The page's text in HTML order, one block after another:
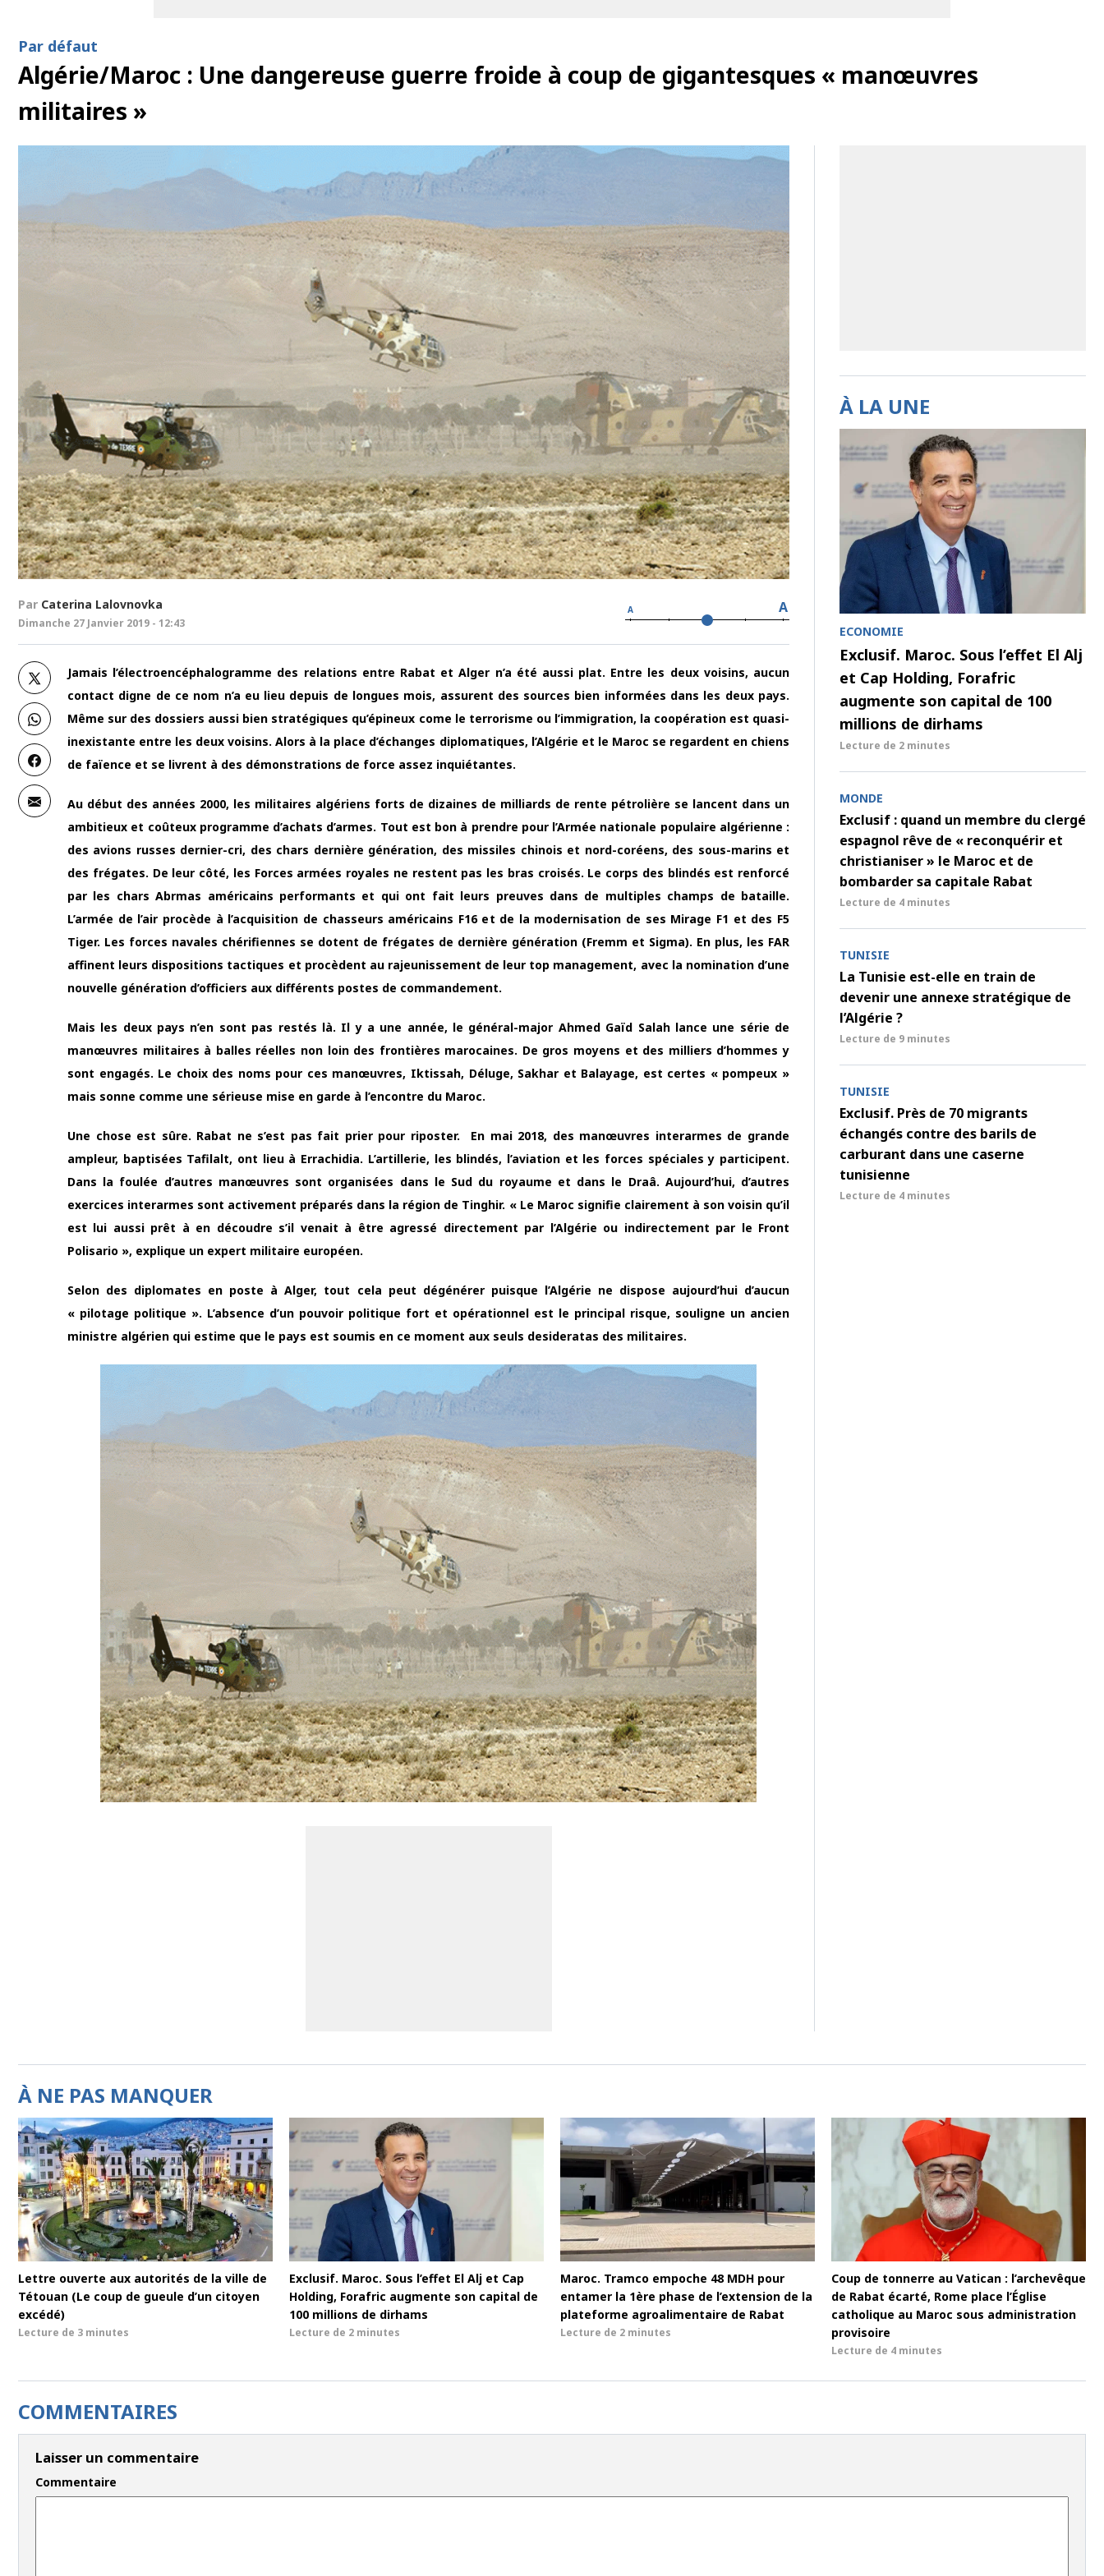
Par défaut
Algérie/Maroc : Une dangereuse guerre froide à coup de gigantesques « manœuvres
militaires »
Par Caterina Lalovnovka
Dimanche 27 Janvier 2019 - 12:43
A A
Jamais l’électroencéphalogramme des relations entre Rabat et Alger n’a été aussi plat. Entre les deux voisins, aucun
contact digne de ce nom n’a eu lieu depuis de longues mois, assurent des sources bien informées dans les deux pays.
Même sur des dossiers aussi bien stratégiques qu’épineux come le terrorisme ou l’immigration, la coopération est quasi-
inexistante entre les deux voisins. Alors à la place d’échanges diplomatiques, l’Algérie et le Maroc se regardent en chiens
de faïence et se livrent à des démonstrations de force assez inquiétantes.
Au début des années 2000, les militaires algériens forts de dizaines de milliards de rente pétrolière se lancent dans un
ambitieux et coûteux programme d’achats d’armes. Tout est bon à prendre pour l’Armée nationale populaire algérienne :
des avions russes dernier-cri, des chars dernière génération, des missiles chinois et nord-coréens, des sous-marins et
des frégates. De leur côté, les Forces armées royales ne restent pas les bras croisés. Le corps des blindés est renforcé
par les chars Abrmas américains performants et qui ont fait leurs preuves dans de multiples champs de bataille.
L’armée de l’air procède à l’acquisition de chasseurs américains F16 et de la modernisation de ses Mirage F1 et des F5
Tiger. Les forces navales chérifiennes se dotent de frégates de dernière génération (Fremm et Sigma). En plus, les FAR
affinent leurs dispositions tactiques et procèdent au rajeunissement de leur top management, avec la nomination d’une
nouvelle génération d’officiers aux différents postes de commandement.
Mais les deux pays n’en sont pas restés là. Il y a une année, le général-major Ahmed Gaïd Salah lance une série de
manœuvres militaires à balles réelles non loin des frontières marocaines. De gros moyens et des milliers d’hommes y
sont engagés. Le choix des noms pour ces manœuvres, Iktissah, Déluge, Sakhar et Balayage, est certes « pompeux »
mais sonne comme une sérieuse mise en garde à l’encontre du Maroc.
Une chose est sûre. Rabat ne s’est pas fait prier pour riposter. En mai 2018, des manœuvres interarmes de grande
ampleur, baptisées Tafilalt, ont lieu à Errachidia. L’artillerie, les blindés, l’aviation et les forces spéciales y participent.
Dans la foulée d’autres manœuvres sont organisées dans le Sud du royaume et dans le Draâ. Aujourd’hui, d’autres
exercices interarmes sont activement préparés dans la région de Tinghir. « Le Maroc signifie clairement à son voisin qu’il
est lui aussi prêt à en découdre s’il venait à être agressé directement par l’Algérie ou indirectement par le Front
Polisario », explique un expert militaire européen.
Selon des diplomates en poste à Alger, tout cela peut dégénérer puisque l’Algérie ne dispose aujourd’hui d’aucun
« pilotage politique ». L’absence d’un pouvoir politique fort et opérationnel est le principal risque, souligne un ancien
ministre algérien qui estime que le pays est soumis en ce moment aux seuls desideratas des militaires.
À LA UNE
ECONOMIE
Exclusif. Maroc. Sous l’effet El Alj
et Cap Holding, Forafric
augmente son capital de 100
millions de dirhams
Lecture de 2 minutes
MONDE
Exclusif : quand un membre du clergé
espagnol rêve de « reconquérir et
christianiser » le Maroc et de
bombarder sa capitale Rabat
Lecture de 4 minutes
TUNISIE
La Tunisie est-elle en train de
devenir une annexe stratégique de
l’Algérie ?
Lecture de 9 minutes
TUNISIE
Exclusif. Près de 70 migrants
échangés contre des barils de
carburant dans une caserne
tunisienne
Lecture de 4 minutes
À NE PAS MANQUER
Lettre ouverte aux autorités de la ville de
Tétouan (Le coup de gueule d’un citoyen
excédé)
Lecture de 3 minutes
Exclusif. Maroc. Sous l’effet El Alj et Cap
Holding, Forafric augmente son capital de
100 millions de dirhams
Lecture de 2 minutes
Maroc. Tramco empoche 48 MDH pour
entamer la 1ère phase de l’extension de la
plateforme agroalimentaire de Rabat
Lecture de 2 minutes
Coup de tonnerre au Vatican : l’archevêque
de Rabat écarté, Rome place l’Église
catholique au Maroc sous administration
provisoire
Lecture de 4 minutes
COMMENTAIRES
Laisser un commentaire
Commentaire